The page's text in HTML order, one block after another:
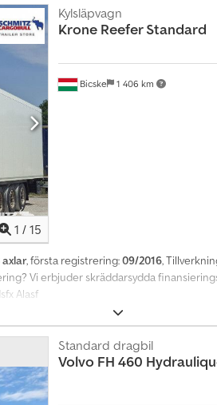
1 / 15
Bicske 1 406 km
Kylsläpvagn
Krone Reefer Standard
axlar, första registrering:09/2016,
Vi erbjuder skräddarsydda
Alasf
Standard dragbil
Volvo FH 460